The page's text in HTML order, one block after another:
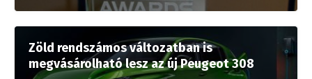
Zöld rendszámos változatban is
megvásárolható lesz az új Peugeot 308